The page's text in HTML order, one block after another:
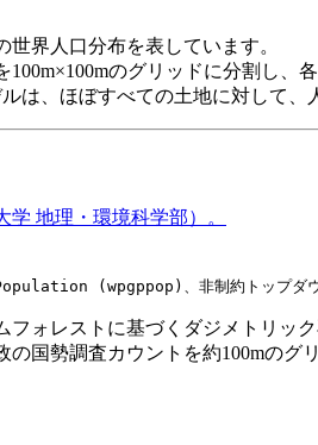
世界人口分布を表しています。
100m×100mのグリッドに分割し
は、ほぼすべての土地に対して
学 地理・環境科学部）。
(wpgppop)、非制約トップダウ
フォレストに基づくダジメトリック
国勢調査カウントを約100mのグ